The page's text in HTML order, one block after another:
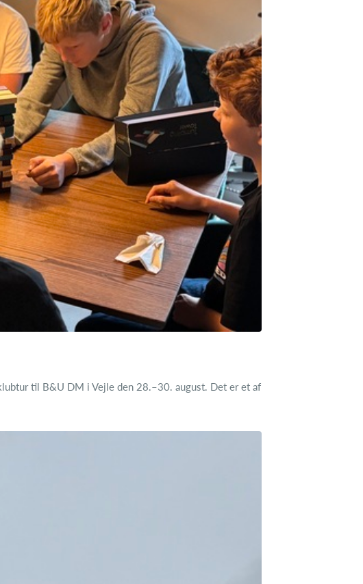
til B&U DM i Vejle den 28.–30. august. Det er et af